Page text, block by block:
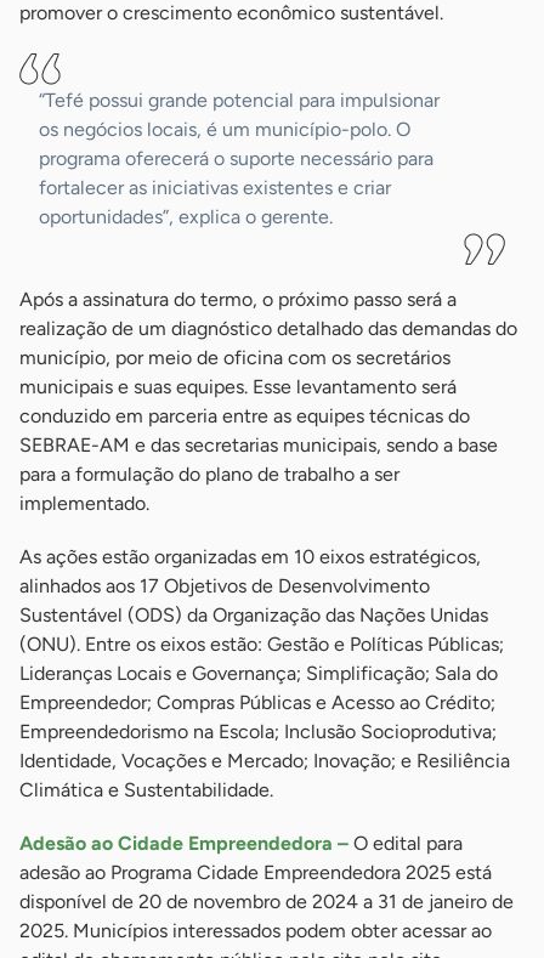
promover o crescimento econômico sustentável.
“Tefé possui grande potencial para impulsionar
os negócios locais, é um município-polo. O
programa oferecerá o suporte necessário para
fortalecer as iniciativas existentes e criar
oportunidades”, explica o gerente.
Após a assinatura do termo, o próximo passo será a
realização de um diagnóstico detalhado das demandas do
município, por meio de oficina com os secretários
municipais e suas equipes. Esse levantamento será
conduzido em parceria entre as equipes técnicas do
SEBRAE-AM e das secretarias municipais, sendo a base
para a formulação do plano de trabalho a ser
implementado.
As ações estão organizadas em 10 eixos estratégicos,
alinhados aos 17 Objetivos de Desenvolvimento
Sustentável (ODS) da Organização das Nações Unidas
(ONU). Entre os eixos estão: Gestão e Políticas Públicas;
Lideranças Locais e Governança; Simplificação; Sala do
Empreendedor; Compras Públicas e Acesso ao Crédito;
Empreendedorismo na Escola; Inclusão Socioprodutiva;
Identidade, Vocações e Mercado; Inovação; e Resiliência
Climática e Sustentabilidade.
Adesão ao Cidade Empreendedora – O edital para
adesão ao Programa Cidade Empreendedora 2025 está
disponível de 20 de novembro de 2024 a 31 de janeiro de
2025. Municípios interessados podem obter acessar ao